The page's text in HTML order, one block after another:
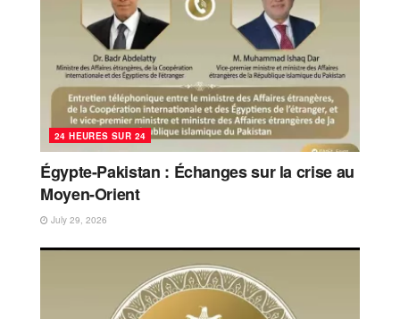
24 HEURES SUR 24
Égypte-Pakistan : Échanges sur la crise au
Moyen-Orient
July 29, 2026